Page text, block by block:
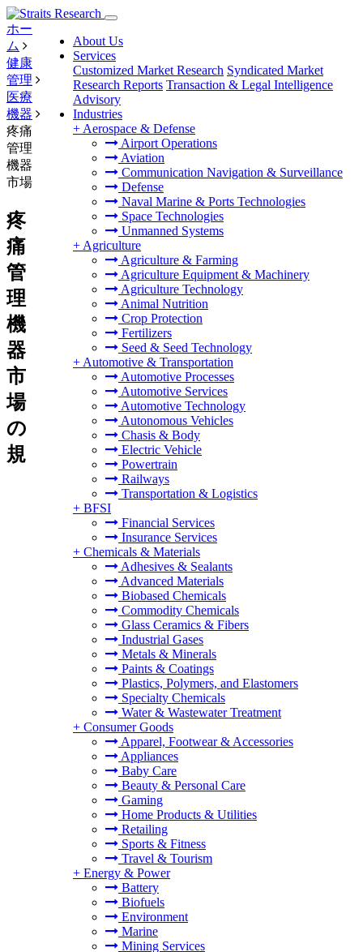
About Us
Services
Customized Market Research Syndicated Market
Research Reports Transaction & Legal Intelligence
Advisory
Industries
+ Aerospace & Defense
Airport Operations
Aviation
Communication Navigation & Surveillance
Defense
Naval Marine & Ports Technologies
Space Technologies
Unmanned Systems
+ Agriculture
Agriculture & Farming
Agriculture Equipment & Machinery
Agriculture Technology
Animal Nutrition
Crop Protection
Fertilizers
Seed & Seed Technology
+ Automotive & Transportation
Automotive Processes
Automotive Services
Automotive Technology
Autonomous Vehicles
Chasis & Body
Electric Vehicle
Powertrain
Railways
Transportation & Logistics
+ BFSI
Financial Services
Insurance Services
+ Chemicals & Materials
Adhesives & Sealants
Advanced Materials
Biobased Chemicals
Commodity Chemicals
Glass Ceramics & Fibers
Industrial Gases
Metals & Minerals
Paints & Coatings
Plastics, Polymers, and Elastomers
Specialty Chemicals
Water & Wastewater Treatment
+ Consumer Goods
Apparel, Footwear & Accessories
Appliances
Baby Care
Beauty & Personal Care
Gaming
Home Products & Utilities
Retailing
Sports & Fitness
Travel & Tourism
+ Energy & Power
Battery
Biofuels
Environment
Marine
Mining Services
ホー
ム
健康
管理
医療
機器
疼痛
管理
機器
市場
疼
痛
管
理
機
器
市
場
の
規